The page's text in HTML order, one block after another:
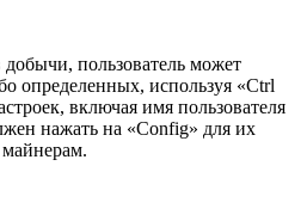
пользователь может
определенных, используя «Ctrl
включая имя пользователя
нажать на «Config» для их